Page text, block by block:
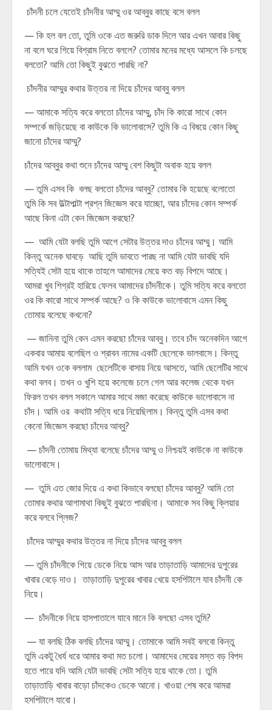
চাঁদনী চলে যেতেই চাঁদনীর আম্মু ওর আব্বুর কাছে বসে বলল
— কি হল বল তো, তুমি ওকে এত জরুরি ডাক দিলে আর এখন আবার কিছু
না বলে ঘরে গিয়ে বিশ্রাম নিতে বললে? তোমার মনের মধ্যে আসলে কি চলছে
বলতো? আমি তো কিছুই বুঝতে পারছি না?
চাঁদনীর আম্মুর কথার উত্তর না দিয়ে চাঁদের আব্বু বলল
— আমাকে সত্যি করে বলতো চাঁদের আম্মু, চাঁদ কি কারো সাথে কোন
সম্পর্কে জড়িয়েছে বা কাউকে কি ভালোবাসে? তুমি কি এ বিষয়ে কোন কিছু
জানো চাঁদের আম্মু?
চাঁদের আব্বুর কথা শুনে চাঁদের আম্মু বেশ কিছুটা অবাক হয়ে বলল
— তুমি এসব কি বলছ বলতো চাঁদের আব্বু? তোমার কি হয়েছে বলোতো
তুমি কি সব উল্টাপাল্টা প্রশ্ন জিজ্ঞেস করে যাচ্ছো, আর চাঁদের কোন সম্পর্ক
আছে কিনা এটা কেন জিজ্ঞেস করছো?
— আমি যেটা বলছি তুমি আগে সেটার উত্তর দাও চাঁদের আম্মু। আমি
কিন্তু অনেক ঘাবড়ে আছি তুমি ভাবতে পারছ না আমি যেটা ভাবছি যদি
সত্যিই সেটা হয়ে থাকে তাহলে আমাদের মেয়ে কত বড় বিপদে আছে।
আমরা খুব শিগ্রই হারিয়ে ফেলব আমাদের চাঁদনীকে। তুমি সত্যি করে বলতো
ওর কি কারো সাথে সম্পর্ক আছে? ও কি কাউকে ভালোবাসে এমন কিছু
তোমায় বলেছে কখনো?
— জানিনা তুমি কেন এমন করছো চাঁদের আব্বু। তবে চাঁদ অনেকদিন আগে
একবার আমায় বলেছিল ও শ্রাবন নামের একটি ছেলেকে ভালবাসে। কিন্তু
আমি যখন ওকে বললাম ছেলেটিকে বাসায় নিয়ে আসতে, আমি ছেলেটির সাথে
কথা বলব। তখন ও খুশি হয়ে কলেজে চলে গেল আর কলেজ থেকে যখন
ফিরল তখন বলল সকালে আমার সাথে মজা করেছে কাউকে ভালোবাসে না
চাঁদ। আমি ওর কথাটা সত্যি ধরে নিয়েছিলাম। কিন্তু তুমি এসব কথা
কেনো জিজ্ঞেস করছো চাঁদের আব্বু?
— চাঁদনী তোমায় মিথ্যা বলেছে চাঁদের আম্মু ও নিশ্চয়ই কাউকে না কাউকে
ভালোবাসে।
— তুমি এত জোর দিয়ে এ কথা কিভাবে বলছো চাঁদের আব্বু? আমি তো
তোমার কথার আগামাথা কিছুই বুঝতে পারছিনা। আমাকে সব কিছু ক্লিয়ার
করে বলবে প্লিজ?
চাঁদের আম্মুর কথার উত্তর না দিয়ে চাঁদের আব্বু বলল
— তুমি চাঁদনীকে গিয়ে ডেকে নিয়ে আস আর তাড়াতাড়ি আমাদের দুপুরের
খাবার বেড়ে দাও। তাড়াতাড়ি দুপুরের খাবার খেয়ে হসপিটালে যাব চাঁদনী কে
নিয়ে।
— চাঁদনীকে নিয়ে হাসপাতালে যাবে মানে কি বলছো এসব তুমি?
— যা বলছি ঠিক বলছি চাঁদের আম্মু। তোমাকে আমি সবই বলবো কিন্তু
তুমি একটু ধৈর্য ধরে আমার কথা মত চলো। আমাদের মেয়ের মস্ত বড় বিপদ
হতে পারে যদি আমি যেটা ভাবছি সেটা সত্যি হয়ে থাকে তো। তুমি
তাড়াতাড়ি খাবার বাড়ো চাঁদকেও ডেকে আনো। খাওয়া শেষ করে আমরা
হসপিটালে যাবো।